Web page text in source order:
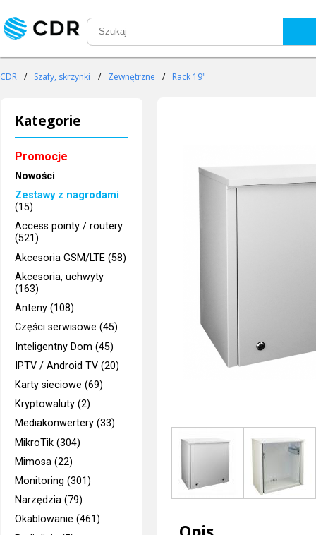
CDR / Szafy, skrzynki / Zewnętrzne / Rack 19"
Kategorie
Promocje
Nowości
Zestawy z nagrodami
(15)
Access pointy / routery
(521)
Akcesoria GSM/LTE (58)
Akcesoria, uchwyty
(163)
Anteny (108)
Części serwisowe (45)
Inteligentny Dom (45)
IPTV / Android TV (20)
Karty sieciowe (69)
Kryptowaluty (2)
Mediakonwertery (33)
MikroTik (304)
Mimosa (22)
Monitoring (301)
Narzędzia (79)
Okablowanie (461)